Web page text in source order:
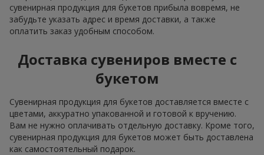
сувенирная продукция для букетов прибыла вовремя, не
забудьте указать адрес и время доставки, а также
оплатить заказ удобным способом.
Доставка сувениров вместе с
букетом
Сувенирная продукция для букетов доставляется вместе с
цветами, аккуратно упакованной и готовой к вручению.
Вам не нужно оплачивать отдельную доставку. Кроме того,
сувенирная продукция для букетов может быть доставлена
как самостоятельный подарок.